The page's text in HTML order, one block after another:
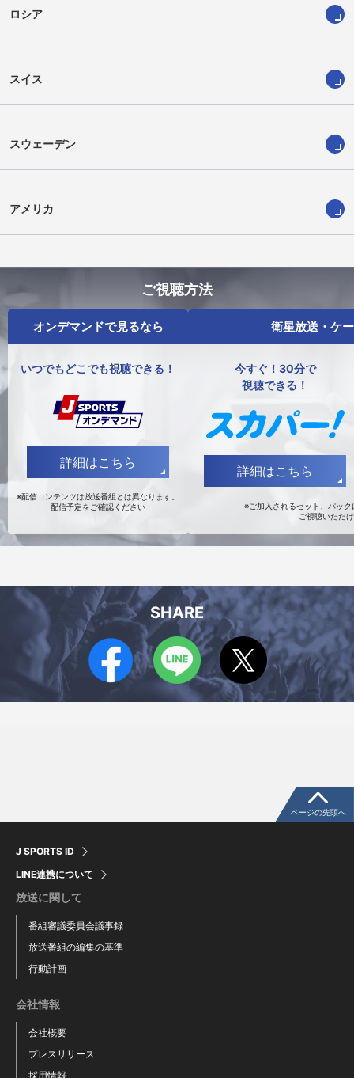
ロシア
スイス
スウェーデン
アメリカ
ご視聴方法
オンデマンドで見るなら
いつでもどこでも視聴できる！
詳細はこちら
※配信コンテンツは放送番組とは異なります。
配信予定をご確認ください
衛星放送・ケ
今すぐ！30分で
視聴できる！
詳細はこちら
※ご加入されるセット、パッ
ご視聴いただ
SHARE
J SPORTS ID
LINE連携について
放送に関して
番組審議委員会議事録
放送番組の編集の基準
行動計画
会社情報
会社概要
プレスリリース
採用情報
ページの先頭へ